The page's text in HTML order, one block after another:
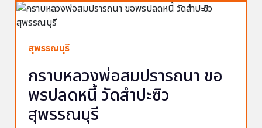
สุพรรณบุรี
กราบหลวงพ่อสมปรารถนา ขอ
พรปลดหนี้ วัดสำปะซิว
สุพรรณบุรี